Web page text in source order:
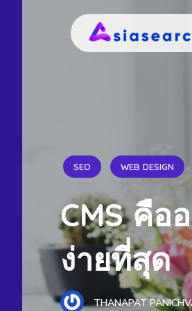
SEO WEB DESIGN
CMS คือ
ง่ายที่สุด
THANAPAT